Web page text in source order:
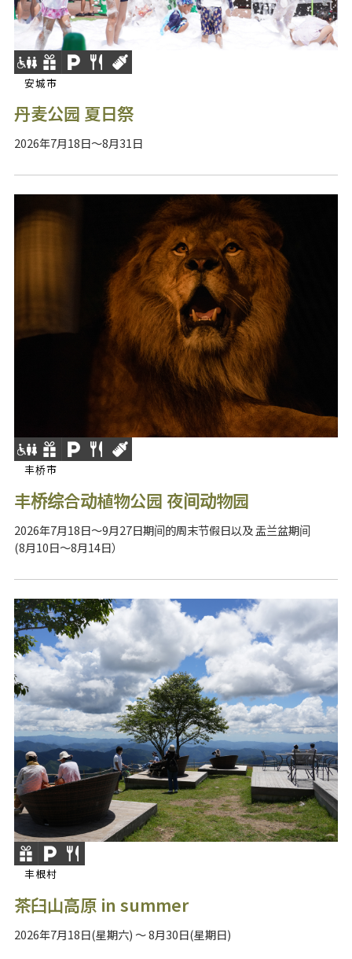
安城市
丹麦公园 夏日祭
2026年7月18日～8月31日
丰桥市
丰桥综合动植物公园 夜间动物园
2026年7月18日～9月27日期间的周末节假日以及 盂兰盆期间
(8月10日～8月14日）
丰根村
茶臼山高原 in summer
2026年7月18日(星期六) ～ 8月30日(星期日)